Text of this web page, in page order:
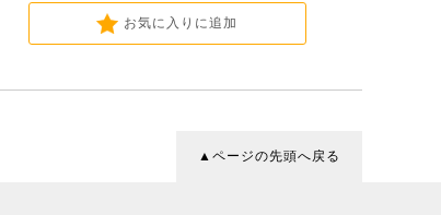
お気に入りに追加
▲ページの先頭へ戻る